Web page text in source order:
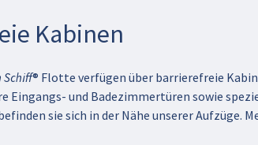
Kabinen
Schiff® Flotte verfügen über barrierefreie
Eingangs- und Badezimmertüren sowie
sie sich in der Nähe unserer